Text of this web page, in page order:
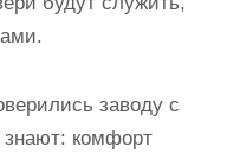
заводу с
знают: комфорт